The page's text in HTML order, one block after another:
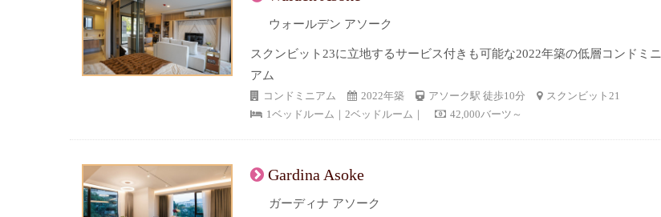
ウォールデン アソーク
スクンビット23に立地するサービス付きも可能な2022年築の低層コンドミニ
アム
コンドミニアム 2022年築 アソーク駅 徒歩10分
スクンビット21
1ベッドルーム｜2ベッドルーム｜
42,000バーツ～
Gardina Asoke
ガーディナ アソーク